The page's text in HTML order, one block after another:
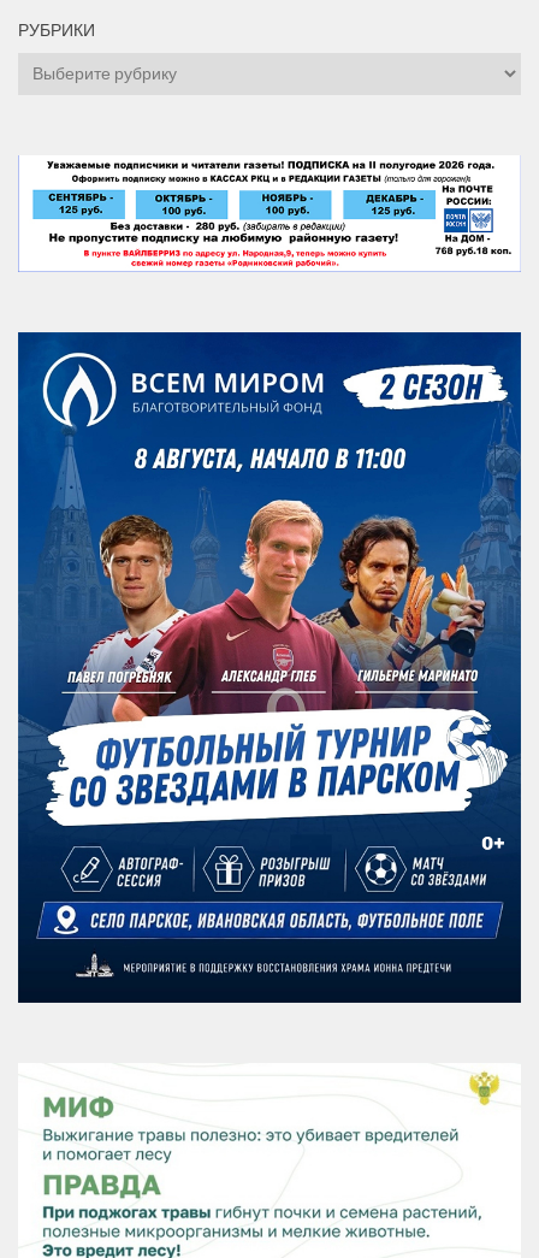
РУБРИКИ
Рубрики